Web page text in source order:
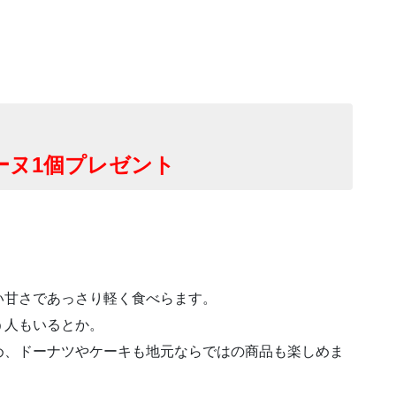
ヌ1個プレゼント
さであっさり軽く食べらます。
もいるとか。
ドーナツやケーキも地元ならではの商品も楽しめま